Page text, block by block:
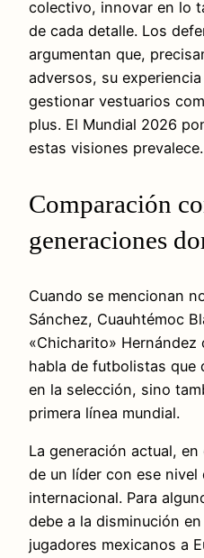
colectivo, innovar en lo
de cada detalle. Los
argumentan que,
adversos, su
gestionar vestuarios
plus. El Mundial 2026
estas visiones prevalece.
Comparación
generaciones
Cuando se mencionan
Sánchez, Cuauhtémoc
«Chicharito» Hernández
habla de futbolistas que
en la selección, sino
primera línea mundial.
La generación actual,
de un líder con ese
internacional. Para
debe a la disminución
jugadores mexicanos a